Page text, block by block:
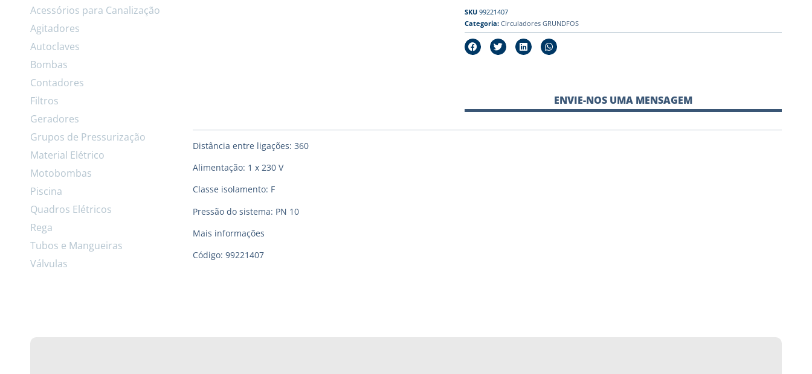
Acessórios para Canalização
Agitadores
Autoclaves
Bombas
Contadores
Filtros
Geradores
Grupos de Pressurização
Material Elétrico
Motobombas
Piscina
Quadros Elétricos
Rega
Tubos e Mangueiras
Válvulas
SKU 99221407
Categoria: Circuladores GRUNDFOS
ENVIE-NOS UMA MENSAGEM
Distância entre ligações: 360
Alimentação: 1 x 230 V
Classe isolamento: F
Pressão do sistema: PN 10
Mais informações
Código: 99221407